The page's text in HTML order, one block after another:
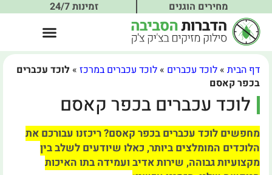
מחירים הוגנים זמינות 24/7
דף הבית »לוכד עכברים »לוכד עכברים במרכז »לוכד עכברים
בכפר קאסם
לוכד עכברים בכפר קאסם
מחפשים לוכד עכברים בכפר קאסם? ריכזנו עבורכם את
הלוכדים המומלצים ביותר, כאלו שיודעים לשלב בין
מקצועיות גבוהה, שירות אדיב ועמידה בתו האיכות